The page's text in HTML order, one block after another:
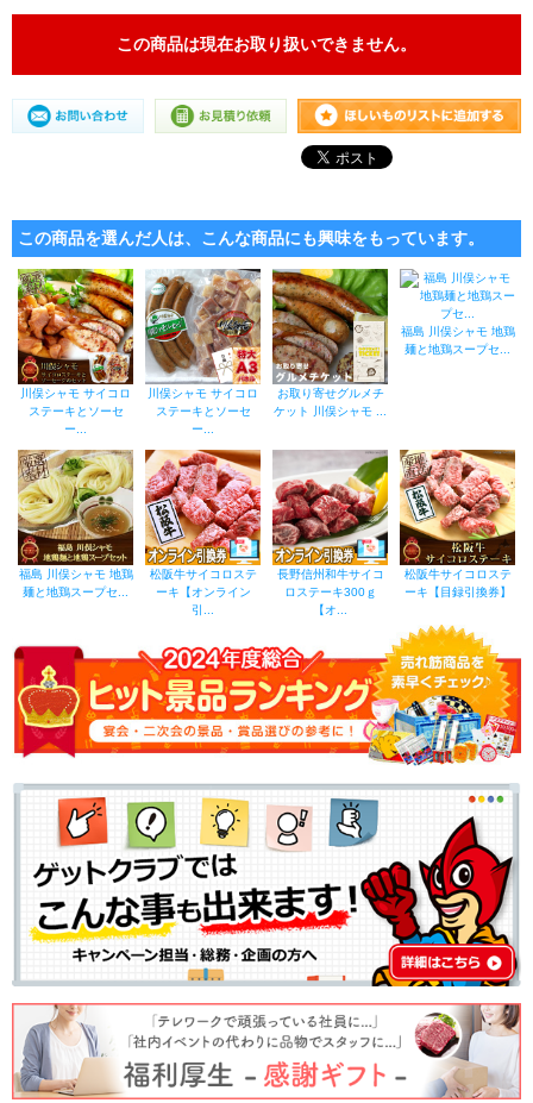
この商品は現在お取り扱いできません。
この商品を選んだ人は、こんな商品にも興味をもっています。
川俣シャモ サイコロ
ステーキとソーセ
ー...
川俣シャモ サイコロ
ステーキとソーセ
ー...
お取り寄せグルメチ
ケット 川俣シャモ ...
福島 川俣シャモ 地鶏
麺と地鶏スープセ...
福島 川俣シャモ 地鶏
麺と地鶏スープセ...
松阪牛サイコロステ
ーキ【オンライン
引...
長野信州和牛サイコ
ロステーキ300ｇ
【オ...
松阪牛サイコロステ
ーキ【目録引換券】